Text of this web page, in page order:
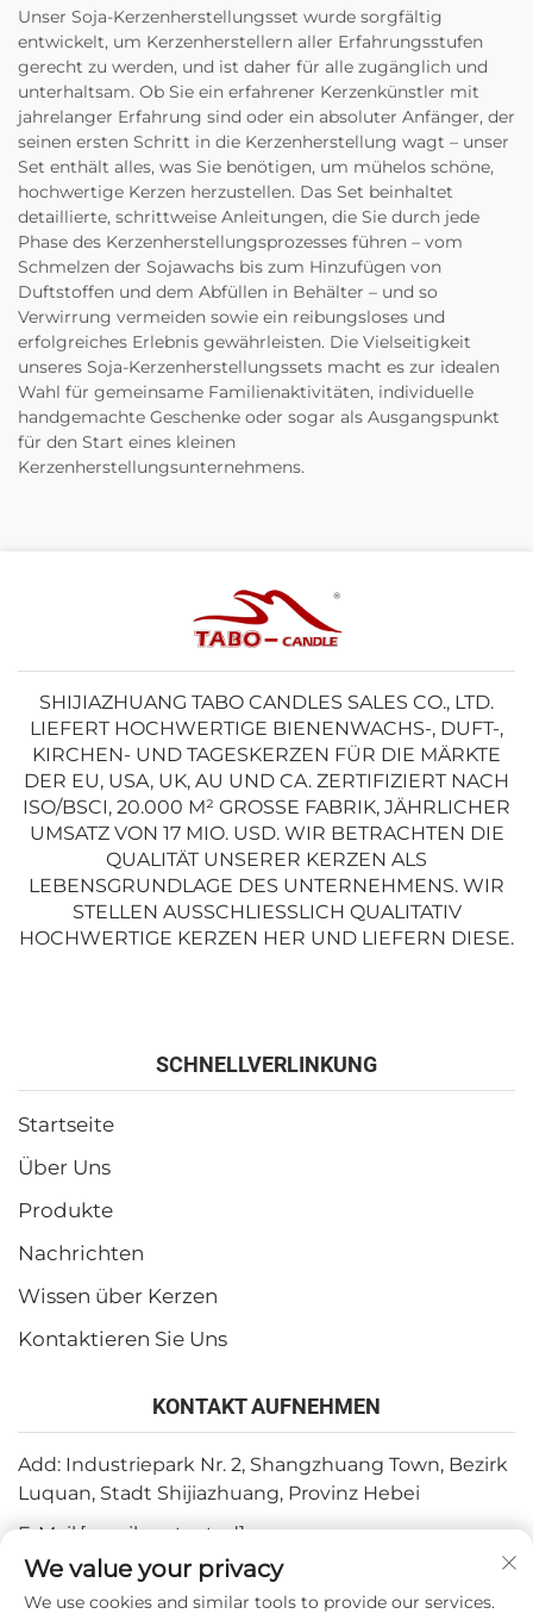
Unser Soja-Kerzenherstellungsset wurde sorgfältig
entwickelt, um Kerzenherstellern aller Erfahrungsstufen
gerecht zu werden, und ist daher für alle zugänglich und
unterhaltsam. Ob Sie ein erfahrener Kerzenkünstler mit
jahrelanger Erfahrung sind oder ein absoluter Anfänger, der
seinen ersten Schritt in die Kerzenherstellung wagt – unser
Set enthält alles, was Sie benötigen, um mühelos schöne,
hochwertige Kerzen herzustellen. Das Set beinhaltet
detaillierte, schrittweise Anleitungen, die Sie durch jede
Phase des Kerzenherstellungsprozesses führen – vom
Schmelzen der Sojawachs bis zum Hinzufügen von
Duftstoffen und dem Abfüllen in Behälter – und so
Verwirrung vermeiden sowie ein reibungsloses und
erfolgreiches Erlebnis gewährleisten. Die Vielseitigkeit
unseres Soja-Kerzenherstellungssets macht es zur idealen
Wahl für gemeinsame Familienaktivitäten, individuelle
handgemachte Geschenke oder sogar als Ausgangspunkt
für den Start eines kleinen
Kerzenherstellungsunternehmens.
SHIJIAZHUANG TABO CANDLES SALES CO., LTD.
LIEFERT HOCHWERTIGE BIENENWACHS-, DUFT-,
KIRCHEN- UND TAGESKERZEN FÜR DIE MÄRKTE
DER EU, USA, UK, AU UND CA. ZERTIFIZIERT NACH
ISO/BSCI, 20.000 M² GROSSE FABRIK, JÄHRLICHER U
MSATZ VON 17 MIO. USD. WIR BETRACHTEN DIE Q
UALITÄT UNSERER KERZEN ALS L
EBENSGRUNDLAGE DES UNTERNEHMENS. WIR S
TELLEN AUSSCHLIESSLICH QUALITATIV HO
CHWERTIGE KERZEN HER UND LIEFERN DIESE.
SCHNELLVERLINKUNG
Startseite
Über Uns
Produkte
Nachrichten
Wissen über Kerzen
Kontaktieren Sie Uns
KONTAKT AUFNEHMEN
Add: Industriepark Nr. 2, Shangzhuang Town, Bezirk
Luquan, Stadt Shijiazhuang, Provinz Hebei
E-Mail:[email protected]
Tel.:+86-15932211838
Fax: +86-(0)311-67909064
We value your privacy
We use cookies and similar tools to provide our services.